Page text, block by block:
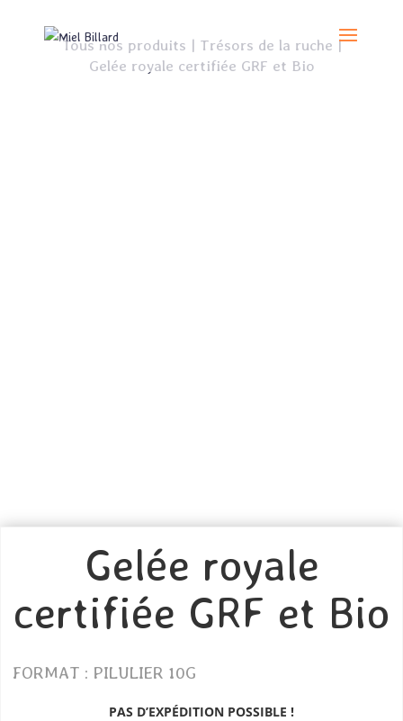
Tous nos produits | Trésors de la ruche |
Gelée royale certifiée GRF et Bio
Gelée royale
certifiée GRF et Bio
FORMAT : PILULIER 10G
PAS D’EXPÉDITION POSSIBLE !